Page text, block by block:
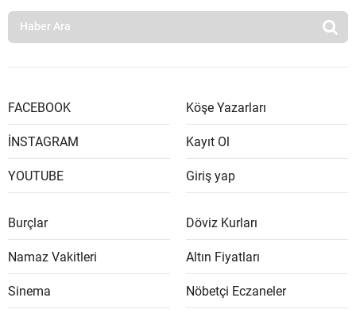
FACEBOOK
İNSTAGRAM
YOUTUBE
Köşe Yazarları
Kayıt Ol
Giriş yap
Burçlar
Namaz Vakitleri
Sinema
Döviz Kurları
Altın Fiyatları
Nöbetçi Eczaneler